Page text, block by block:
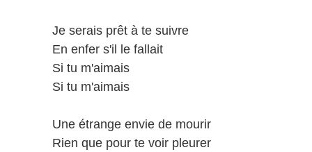
Je serais prêt à te suivre
En enfer s'il le fallait
Si tu m'aimais
Si tu m'aimais
Une étrange envie de mourir
Rien que pour te voir pleurer